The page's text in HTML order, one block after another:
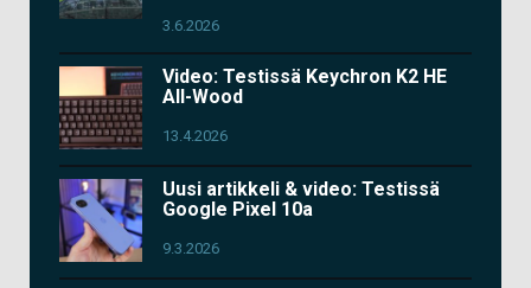
3.6.2026
Video: Testissä Keychron K2 HE
All-Wood
13.4.2026
Uusi artikkeli & video: Testissä
Google Pixel 10a
9.3.2026